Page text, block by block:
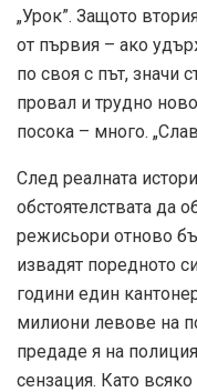
„Урок”. Защото
от първия – ако
по своя с път, значи
провал и трудно
посока – много.
След реалната
обстоятелствата да
режисьори отново
извадят поредното
години един
милиони левове на
предаде я на
сензация. Като